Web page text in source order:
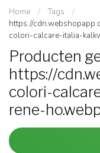
Home / Tags
/
https://
colori-calcare-italia-
Producten
https://
colori-
rene-